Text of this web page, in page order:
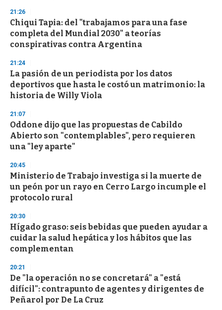
s
e
c
o
n
21:26
Chiqui Tapia: del "trabajamos para una fase
completa del Mundial 2030" a teorías
conspirativas contra Argentina
21:24
La pasión de un periodista por los datos
deportivos que hasta le costó un matrimonio: la
historia de Willy Viola
21:07
Oddone dijo que las propuestas de Cabildo
Abierto son "contemplables", pero requieren
una "ley aparte"
20:45
Ministerio de Trabajo investiga si la muerte de
un peón por un rayo en Cerro Largo incumple el
protocolo rural
20:30
Hígado graso: seis bebidas que pueden ayudar a
cuidar la salud hepática y los hábitos que las
complementan
20:21
De "la operación no se concretará" a "está
difícil": contrapunto de agentes y dirigentes de
Peñarol por De La Cruz